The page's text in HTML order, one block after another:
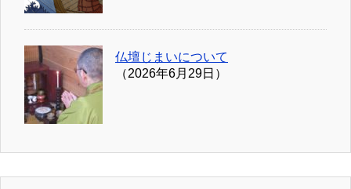
仏壇じまいについて
（2026年6月29日）